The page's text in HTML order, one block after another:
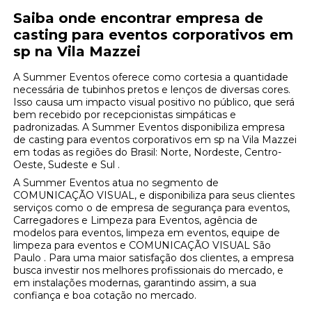
Saiba onde encontrar empresa de
casting para eventos corporativos em
sp na Vila Mazzei
A Summer Eventos oferece como cortesia a quantidade
necessária de tubinhos pretos e lenços de diversas cores.
Isso causa um impacto visual positivo no público, que será
bem recebido por recepcionistas simpáticas e
padronizadas. A Summer Eventos disponibiliza empresa
de casting para eventos corporativos em sp na Vila Mazzei
em todas as regiões do Brasil: Norte, Nordeste, Centro-
Oeste, Sudeste e Sul .
A Summer Eventos atua no segmento de
COMUNICAÇÃO VISUAL, e disponibiliza para seus clientes
serviços como o de empresa de segurança para eventos,
Carregadores e Limpeza para Eventos, agência de
modelos para eventos, limpeza em eventos, equipe de
limpeza para eventos e COMUNICAÇÃO VISUAL São
Paulo . Para uma maior satisfação dos clientes, a empresa
busca investir nos melhores profissionais do mercado, e
em instalações modernas, garantindo assim, a sua
confiança e boa cotação no mercado.